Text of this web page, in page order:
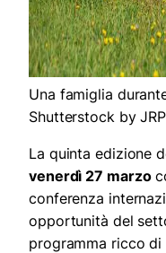
Una famiglia
Shutterstock by
La quinta edizione
venerdì 27 marzo
conferenza
opportunità del
programma ricco